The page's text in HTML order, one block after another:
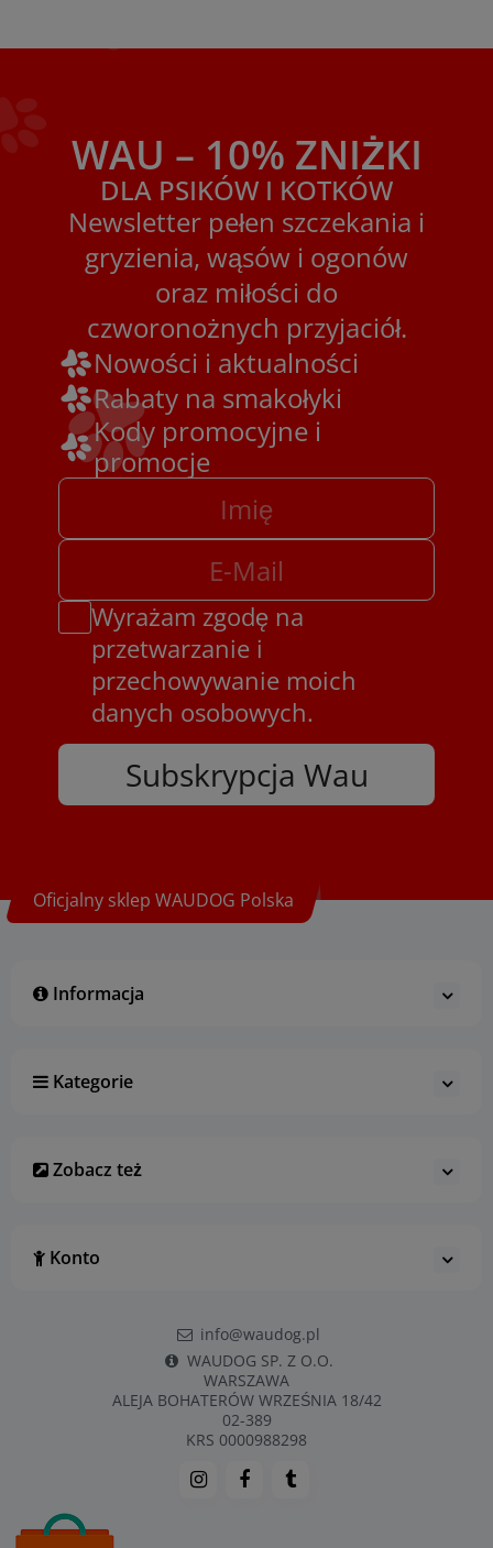
WAU – 10% ZNIŻKI
DLA PSIKÓW I KOTKÓW
Newsletter pełen szczekania i
gryzienia, wąsów i ogonów
oraz miłości do
czworonożnych przyjaciół.
Nowości i aktualności
Rabaty na smakołyki
Kody promocyjne i
promocje
Subskrypcja Wau
Wyrażam zgodę na
przetwarzanie i
przechowywanie moich
danych osobowych.
Oficjalny sklep WAUDOG Polska
Informacja
Kategorie
Zobacz też
Konto
info@waudog.pl
WAUDOG SP. Z O.O.
WARSZAWA
ALEJA BOHATERÓW WRZEŚNIA 18/42
02-389
KRS 0000988298